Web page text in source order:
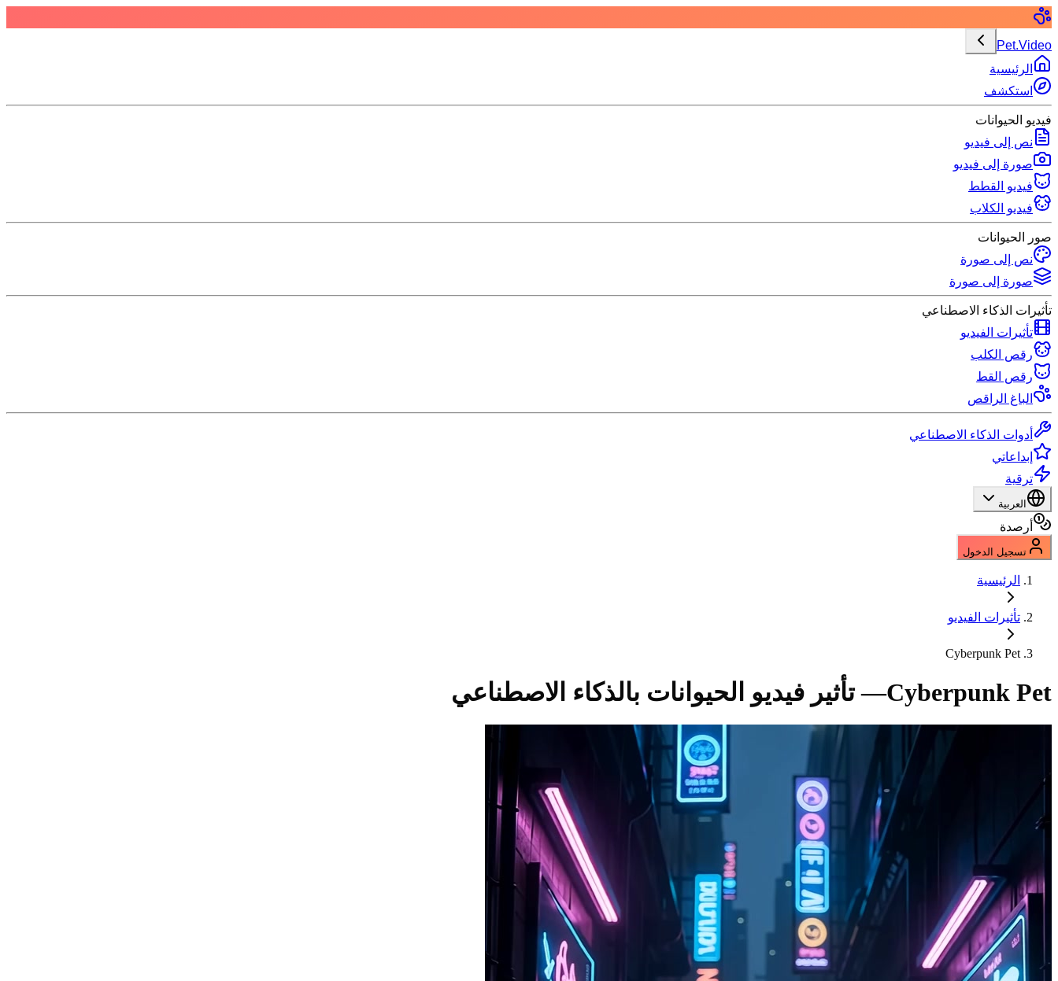
Pet.Video
الرئيسية
استكشف
فيديو الحيوانات
نص إلى فيديو
صورة إلى فيديو
فيديو القطط
فيديو الكلاب
صور الحيوانات
نص إلى صورة
صورة إلى صورة
تأثيرات الذكاء الاصطناعي
تأثيرات الفيديو
رقص الكلب
رقص القط
الباغ الراقص
أدوات الذكاء الاصطناعي
إبداعاتي
ترقية
العربية
أرصدة
تسجيل الدخول
الرئيسية
تأثيرات الفيديو
Cyberpunk Pet
Cyberpunk Pet— تأثير فيديو الحيوانات بالذكاء الاصطناعي